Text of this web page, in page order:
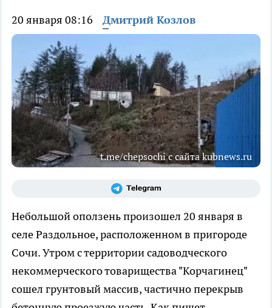
20 января 08:16 Дмитрий Козлов
t.me/chepsochi с сайта kubnews.ru
Небольшой оползень произошел 20 января в
селе Раздольное, расположенном в пригороде
Сочи. Утром с территории садоводческого
некоммерческого товарищества "Корчагинец"
сошел грунтовый массив, частично перекрыв